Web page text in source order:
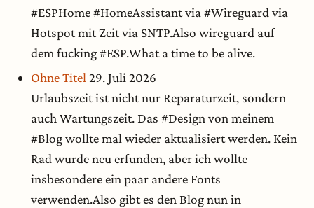
#ESPHome #HomeAssistant via #Wireguard via
Hotspot mit Zeit via SNTP.Also wireguard auf
dem fucking #ESP.What a time to be alive.
Ohne Titel29. Juli 2026
Urlaubszeit ist nicht nur Reparaturzeit, sondern
auch Wartungszeit. Das #Design von meinem
#Blog wollte mal wieder aktualisiert werden. Kein
Rad wurde neu erfunden, aber ich wollte
insbesondere ein paar andere Fonts
verwenden.Also gibt es den Blog nun in